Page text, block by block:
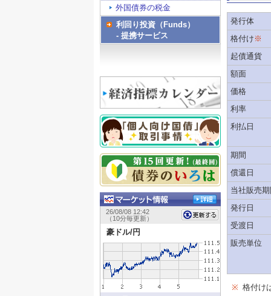
発行体
格付け ※
起債通貨
額面
価格
利率
利払日
期間
償還日
当社販売
発行日
受渡日
販売単位
※ 格付け
外国債券の税金
利回り投資（Funds）
- 提携サービス